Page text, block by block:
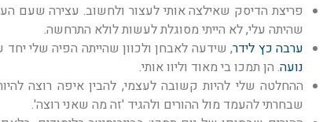
פריצת הדיסק שאילצה אותי לעצור ולחשוב. עצירה שעם
שהיתה עלי, לא הייתי מסוגלת לעשות לולא התרחשה.
ערבה כץ לידר, שידעה לאבחן ולכוון שהייתה הפיה שלי
נועה. הן תמכו בי מאוד וליוו אותי.
ההחלטה שלי להיות קשובה לעצמי, להבין איפה רוצה
שבחרתי להעמד מול ההורים ולהגיד 'זה מה שאני רוצה'.